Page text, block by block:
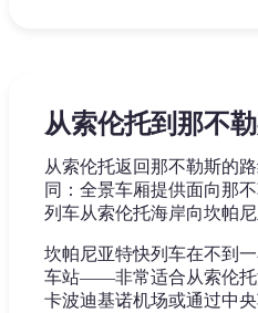
从索伦托到那不
从索伦托返回那不勒斯的
同：全景车厢提供面向那
列车从索伦托海岸向坎帕尼
坎帕尼亚特快列车在不到
车站——非常适合从索伦托
卡波迪基诺机场或通过中